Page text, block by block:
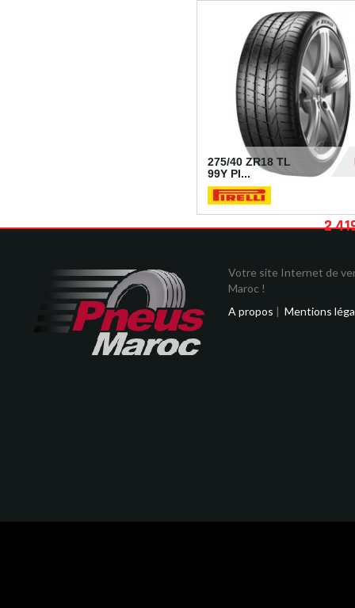
275/40 ZR18 TL
99Y PI...
2
Votre site Internet de
Maroc !
A propos | Mentions